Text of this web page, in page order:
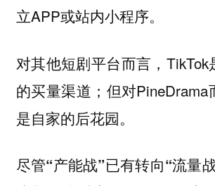
立APP或站内小程序。
对其他短剧平台而言，TikTok
的买量渠道；但对
是自家的后花园。
尽管“产能战”已有转向“流量